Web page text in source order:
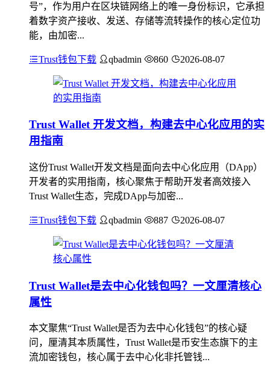
号”，作为用户在区块链网络上的唯一身份标识，它承担
着数字资产接收、发送、存储等流转操作的核心定位功
能，由加密...
Trust钱包下载 qbadmin 860 2026-08-07
Trust Wallet 开发文档，构建去中心化应用的实
用指南
这份Trust Wallet开发文档是面向去中心化应用（DApp）
开发者的实用指南，核心聚焦于帮助开发者高效接入
Trust Wallet生态，完成DApp与加密...
Trust钱包下载 qbadmin 887 2026-08-07
Trust Wallet是去中心化钱包吗？一文厘清核心
属性
本文聚焦“Trust Wallet是否为去中心化钱包”的核心疑
问，厘清其本质属性，Trust Wallet是币安生态旗下的主
流加密钱包，核心属于去中心化非托管钱...